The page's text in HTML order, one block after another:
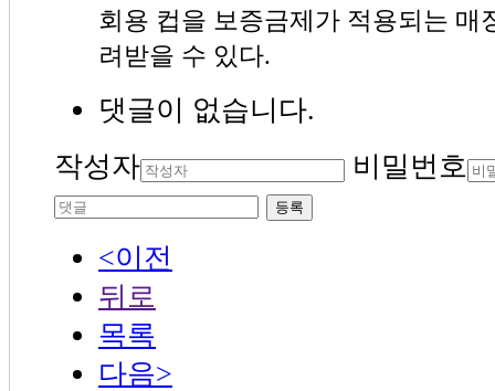
회용 컵을 보증금제가 적용되는 매
려받을 수 있다.
댓글이 없습니다.
작성자
비밀번호
등록
<이전
뒤로
목록
다음>